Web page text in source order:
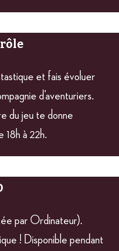
et fais évoluer
d’aventuriers.
du jeu te donne
18h à 22h.
par Ordinateur).
! Disponible pendant